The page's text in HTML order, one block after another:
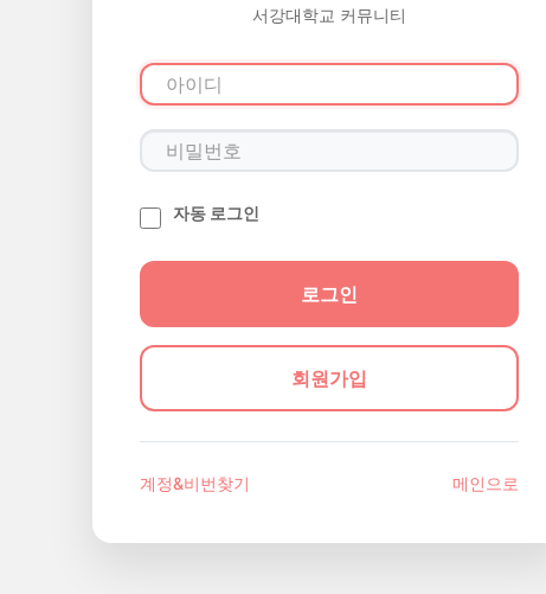
서강대학교 커뮤니티
자동 로그인
회원가입
계정&비번찾기 메인으로